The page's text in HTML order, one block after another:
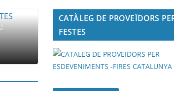
CATÀLEG DE PROVEÏDORS
FESTES